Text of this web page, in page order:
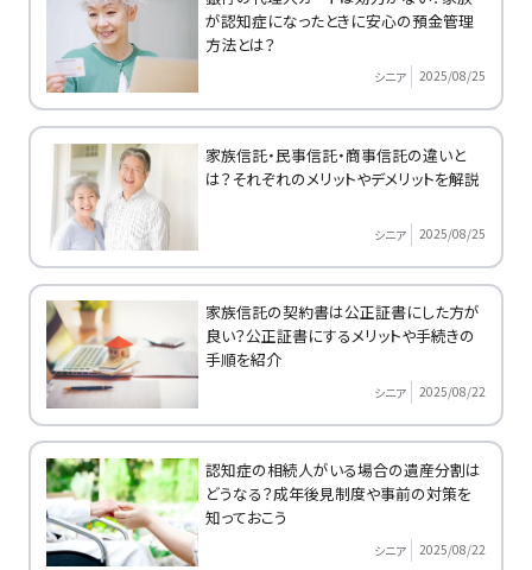
が認知症になったときに安心の預金管理
方法とは？
シニア 2025/08/25
家族信託・民事信託・商事信託の違いと
は？それぞれのメリットやデメリットを解説
シニア 2025/08/25
家族信託の契約書は公正証書にした方が
良い？公正証書にするメリットや手続きの
手順を紹介
シニア 2025/08/22
認知症の相続人がいる場合の遺産分割は
どうなる？成年後見制度や事前の対策を
知っておこう
シニア 2025/08/22